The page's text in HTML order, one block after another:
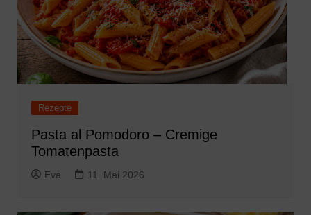
Rezepte
Pasta al Pomodoro – Cremige
Tomatenpasta
Eva 11. Mai 2026